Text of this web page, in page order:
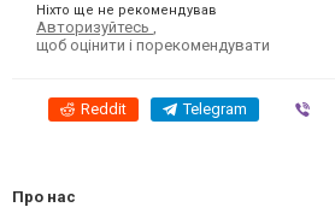
Ніхто ще не рекомендував
Авторизуйтесь
щоб оцінити і порекомендувати
Reddit Telegram
Про нас